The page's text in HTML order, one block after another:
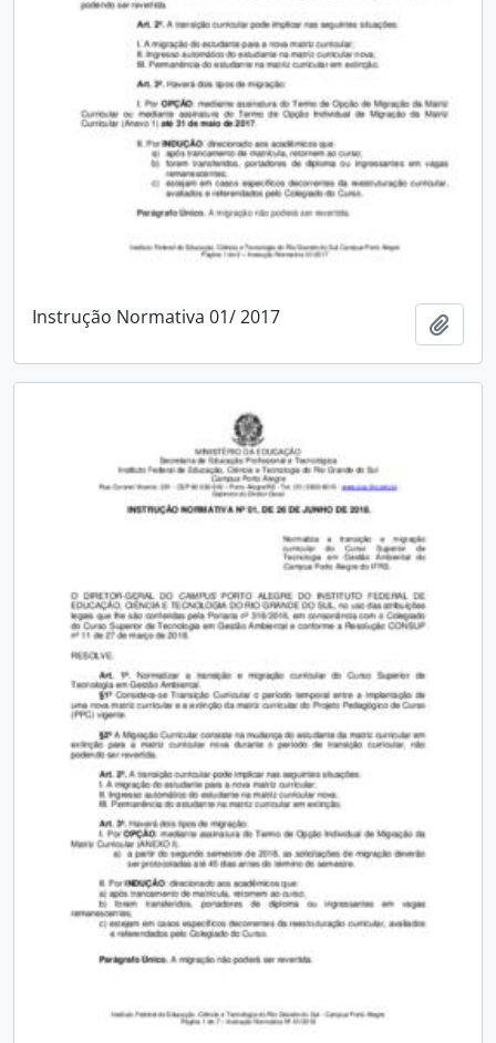
Instrução Normativa 01/ 2017